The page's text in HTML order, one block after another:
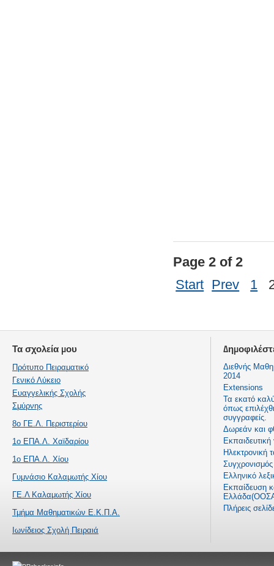
Page 2 of 2
Start Prev 1
Τα σχολεία μου
Πρότυπο Πειραματικό
Γενικό Λύκειο
Ευαγγελικής Σχολής
Σμύρνης
8ο ΓΕ.Λ. Περιστερίου
1ο ΕΠΑ.Λ. Χαϊδαρίου
1ο ΕΠΑ.Λ. Χίου
Γυμνάσιο Καλαμωτής Χίου
ΓΕ.Λ Καλαμωτής Χίου
Τμήμα Μαθηματικών Ε.Κ.Π.Α.
Ιωνίδειος Σχολή Πειραιά
Διεθνής
2014
Extensions
Τα εκατό
όπως
συγγραφείς.
Δωρεάν και
Ηλεκτρονική
Ελληνικό
Εκπαίδευση
Πλήρεις